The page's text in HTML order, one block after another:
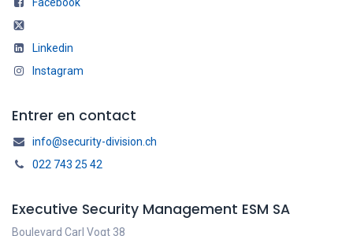
Linkedin
Instagram
Entrer en contact
info@security-division.ch
022 743 25 42
Executive Security Management ESM SA
Boulevard Carl Vogt 38